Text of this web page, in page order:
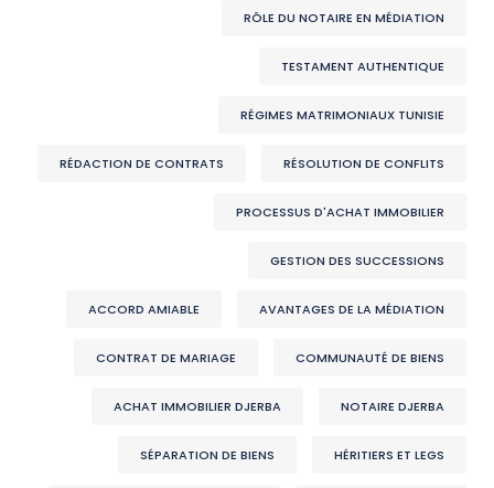
RÔLE DU NOTAIRE EN MÉDIATION
TESTAMENT AUTHENTIQUE
RÉGIMES MATRIMONIAUX TUNISIE
RÉSOLUTION DE CONFLITS
RÉDACTION DE CONTRATS
PROCESSUS D'ACHAT IMMOBILIER
GESTION DES SUCCESSIONS
AVANTAGES DE LA MÉDIATION
ACCORD AMIABLE
COMMUNAUTÉ DE BIENS
CONTRAT DE MARIAGE
NOTAIRE DJERBA
ACHAT IMMOBILIER DJERBA
HÉRITIERS ET LEGS
SÉPARATION DE BIENS